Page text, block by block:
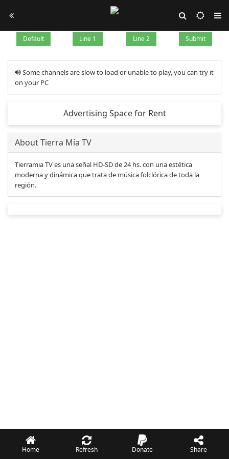
Default Line 1 Line 2 Submit
Some channels are slow to load or unable to play, you can try it
on your PC
Advertising Space for Rent
About Tierra Mía TV
Tierramia TV es una señal HD-SD de 24 hs. con una estética
moderna y dinámica que trata de música folclórica de toda la
región.
Home Refresh Donate Share